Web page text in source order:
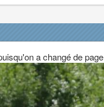
a changé de page